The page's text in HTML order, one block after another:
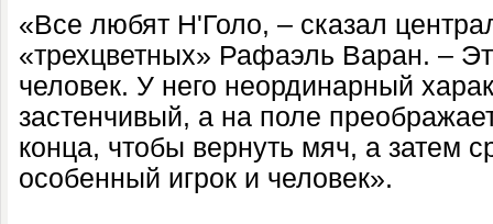
«Все любят Н'Голо, – сказал
«трехцветных» Рафаэль Варан. –
человек. У него неординарный
застенчивый, а на поле
конца, чтобы вернуть мяч, а затем
особенный игрок и человек».